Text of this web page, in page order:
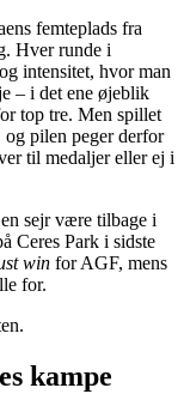
femteplads fra
Hver runde i
intensitet, hvor man
– i det ene øjeblik
top tre. Men spillet
pilen peger derfor
til medaljer eller ej i
sejr være tilbage i
Ceres Park i sidste
win for AGF, mens
for.
kampe